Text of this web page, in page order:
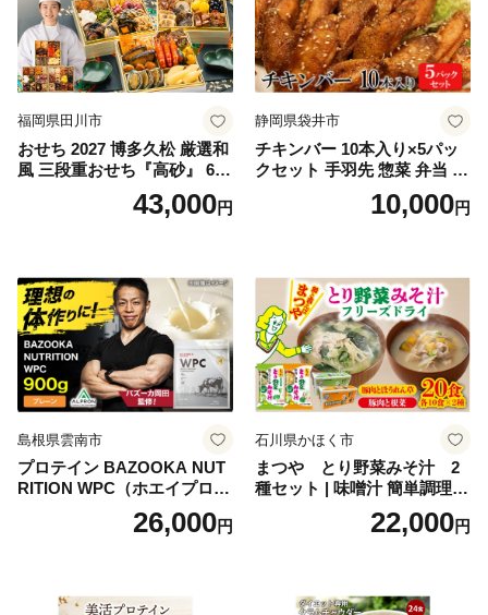
福岡県田川市
おせち 2027 博多久松 厳選和
風 三段重おせち『高砂』 6.5
寸 3段重 2～3人前 おせち料
理 重箱 お正月 冷凍おせち 縁
ち 本格おせち おせち予約 年
末 年始 お取り寄せ 新春 贅沢
おせち こだわりおせち 惣菜
老舗おせち ふるさと納税お
せち 御節 お節料理 正月 調理
不要 おせち料理2027
43,000円
静岡県袋井市
チキンバー 10本入り×5パッ
クセット 手羽先 惣菜 弁当 お
かず お酒 おつまみ ギフト キ
ャンプ アウトドア キャンプ
10,000円
島根県雲南市
プロテイン BAZOOKA NUT
RITION WPC（ホエイプロテ
イン）＜プレーン＞ 900g｜
バズーカ岡田監修・植物由来
ロン [AIEN005]
26,000円
石川県かほく市
まつや とり野菜みそ汁 2
種セット | 味噌汁 簡単調理
お味噌 おみそ みそ とり野菜
時短料理 時短ごはん ご当地
22,000円